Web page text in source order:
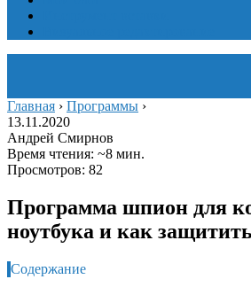
Главная › Программы ›
13.11.2020
Андрей Смирнов
Время чтения: ~8 мин.
Просмотров: 82
Программа шпион для
ноутбука и как
Содержание